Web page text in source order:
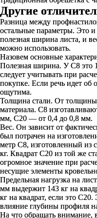
Другие
Разница между
остальные параметры. Это
полезная ширина листа, и
можно использовать.
Назовем основные
Полезная ширина. У С8
следует учитывать при
покупке. Если речь идет об
ощутима.
Толщина стали. От толщины
материала. С8
мм, С20 — от 0,4 до 0,8 мм.
Вес. Он зависит от
был потрачен на
метр С8, изготовленный из
кг. Квадрат С20 из той же
огромное значение при
несущие элементы
Предельная нагрузка на
мм выдержит 143 кг на
кг на квадрат, если это С20.
влияние глубины профиля
На что обращать внимание,